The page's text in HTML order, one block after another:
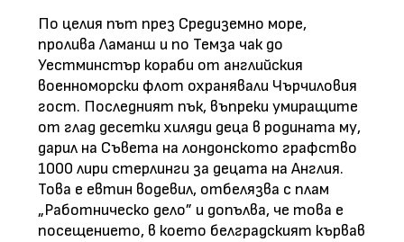
По целия път през Средиземно море,
пролива Ламанш и по Темза чак до
Уестминстър кораби от английския
военноморски флот охранявали Чърчиловия
гост. Последният пък, въпреки умиращите
от глад десетки хиляди деца в родината му,
дарил на Съвета на лондонското графство
1000 лири стерлинги за децата на Англия.
Това е евтин водевил, отбелязва с плам
„Работническо дело” и допълва, че това е
посещението, в което белградският кървав